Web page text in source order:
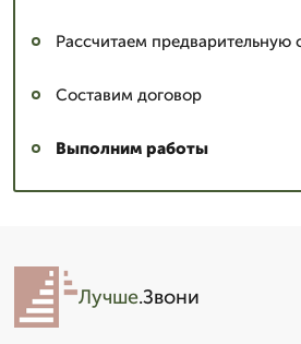
Рассчитаем предварительную
Составим договор
Выполним работы
Лучше.Звони
Пишет Вам...